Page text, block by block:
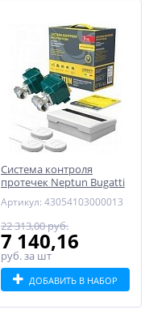
Система контроля
протечек Neptun Bugatti
ProW 1/2"
Артикул: 43054103000013
22 313,00 руб.
7 140,16
руб.за шт
ДОБАВИТЬ В НАБОР